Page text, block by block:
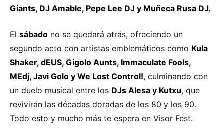
Giants, DJ Amable, Pepe Lee DJ y Muñeca Rusa DJ.
El sábado no se quedará atrás, ofreciendo un
segundo acto con artistas emblemáticos como Kula
Shaker, dEUS, Gigolo Aunts, Immaculate Fools,
MEdj, Javi Golo y We Lost Control!, culminando con
un duelo musical entre los DJs Alesa y Kutxu, que
revivirán las décadas doradas de los 80 y los 90.
Todo esto y mucho más te espera en Visor Fest.